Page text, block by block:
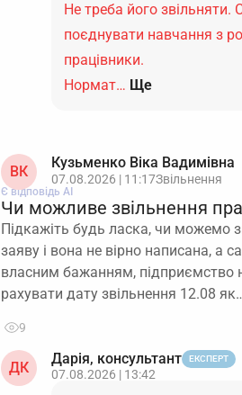
Не треба його
поєднувати навчання з
працівники.
Нормат… Ще
ВК
Кузьменко Віка Вадимівна
07.08.2026 | 11:17Звільнення
Є відповідь АІ
Чи можливе звільнення
Підкажіть будь ласка, чи можемо
заяву і вона не вірно написана, а
власним бажанням, підприємство
рахувати дату звільнення 12.08
9
ДК
Дарія, консультант ЕКСПЕРТ
07.08.2026 | 13:42